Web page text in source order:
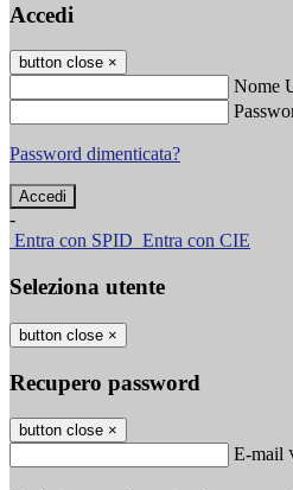
Accedi
button close ×
Nome
Password dimenticata?
-
Entra con SPID Entra con CIE
Seleziona utente
button close ×
Recupero password
button close ×
E-mail